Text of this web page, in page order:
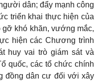
dân; đẩy mạnh công
triển khai thực hiện của
khó khăn, vướng mắc,
hiện các Chương trình
huy vai trò giám sát và
quốc, các tổ chức chính
đồng dân cư đối với xây